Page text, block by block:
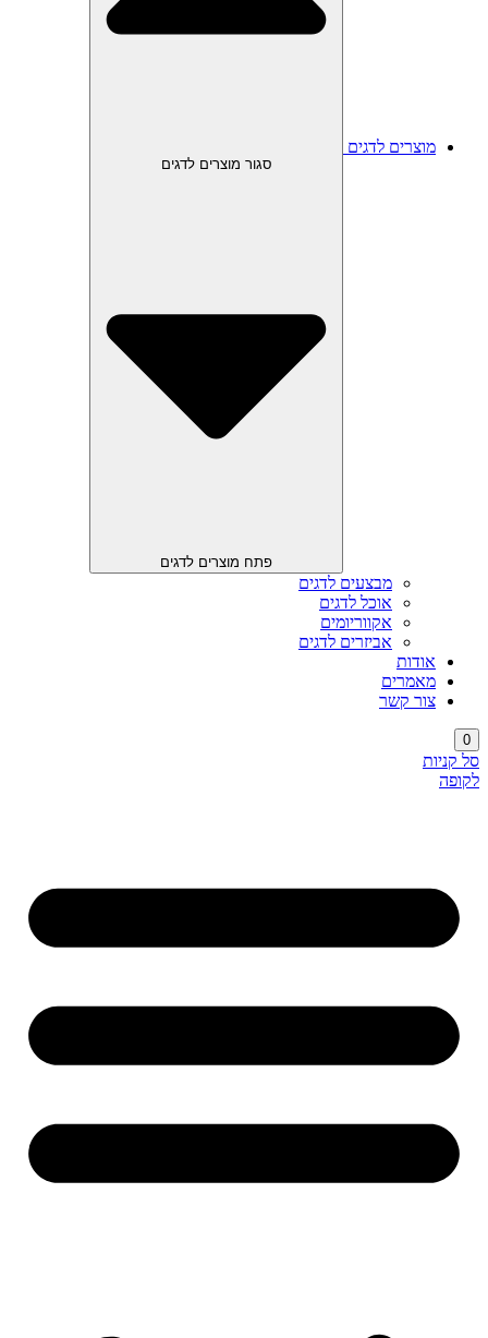
מוצרים לדגים
סגור מוצרים לדגים
פתח מוצרים לדגים
מבצעים לדגים
אוכל לדגים
אקווריומים
אביזרים לדגים
אודות
מאמרים
צור קשר
0
סל קניות
לקופה